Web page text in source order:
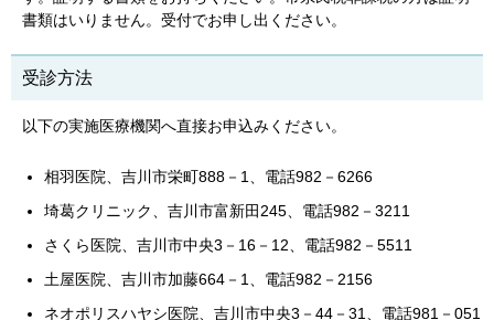
書類はいりません。受付でお申し出ください。
受診方法
以下の実施医療機関へ直接お申込みください。
相羽医院、吉川市栄町888－1、電話982－6266
埼葛クリニック、吉川市富新田245、電話982－3211
さくら医院、吉川市中央3－16－12、電話982－5511
土屋医院、吉川市加藤664－1、電話982－2156
ネオポリスハヤシ医院、吉川市中央3－44－31、電話981－051